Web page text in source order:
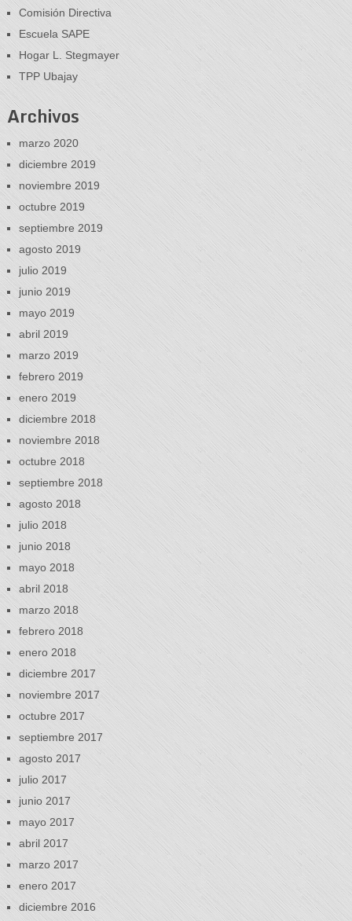
Comisión Directiva
Escuela SAPE
Hogar L. Stegmayer
TPP Ubajay
Archivos
marzo 2020
diciembre 2019
noviembre 2019
octubre 2019
septiembre 2019
agosto 2019
julio 2019
junio 2019
mayo 2019
abril 2019
marzo 2019
febrero 2019
enero 2019
diciembre 2018
noviembre 2018
octubre 2018
septiembre 2018
agosto 2018
julio 2018
junio 2018
mayo 2018
abril 2018
marzo 2018
febrero 2018
enero 2018
diciembre 2017
noviembre 2017
octubre 2017
septiembre 2017
agosto 2017
julio 2017
junio 2017
mayo 2017
abril 2017
marzo 2017
enero 2017
diciembre 2016